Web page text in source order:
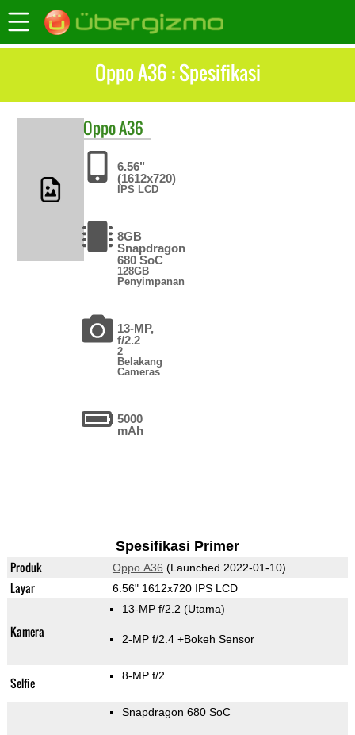
Oppo A36 : Spesifikasi
OppoA36
6.56"
(1612x720)
IPS LCD
8GB
Snapdragon
680 SoC
128GB
Penyimpanan
13-MP,
f/2.2
2
Belakang
Cameras
5000
mAh
Spesifikasi Primer
Produk Oppo A36 (Launched 2022-01-10)
Layar 6.56" 1612x720 IPS LCD
Kamera
13-MP f/2.2 (Utama)
2-MP f/2.4 +Bokeh Sensor
Selfie 8-MP f/2
Snapdragon 680 SoC